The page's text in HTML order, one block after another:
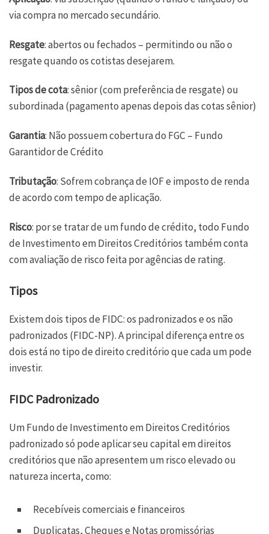
via compra no mercado secundário.
Resgate: abertos ou fechados – permitindo ou não o
resgate quando os cotistas desejarem.
Tipos de cota: sênior (com preferência de resgate) ou
subordinada (pagamento apenas depois das cotas sênior)
Garantia: Não possuem cobertura do FGC – Fundo
Garantidor de Crédito
Tributação: Sofrem cobrança de IOF e imposto de renda
de acordo com tempo de aplicação.
Risco: por se tratar de um fundo de crédito, todo Fundo
de Investimento em Direitos Creditórios também conta
com avaliação de risco feita por agências de rating.
Tipos
Existem dois tipos de FIDC: os padronizados e os não
padronizados (FIDC-NP). A principal diferença entre os
dois está no tipo de direito creditório que cada um pode
investir.
FIDC Padronizado
Um Fundo de Investimento em Direitos Creditórios
padronizado só pode aplicar seu capital em direitos
creditórios que não apresentem um risco elevado ou
natureza incerta, como:
Recebíveis comerciais e financeiros
Duplicatas, Cheques e Notas promissórias